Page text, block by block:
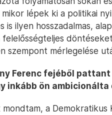
lépek ki a politikai
is ilyen hosszadalmas,
felelősségteljes
szempont mérlegelése
Ferenc fejéből
inkább ön ambicionálta
mondtam, a